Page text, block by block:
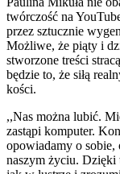
twórczość na
przez sztucznie
Możliwe, że piąty i
stworzone treści
będzie to, że siłą
kości.
,,Nas można lubić.
zastąpi komputer.
opowiadamy o sobie,
naszym życiu. Dzięki